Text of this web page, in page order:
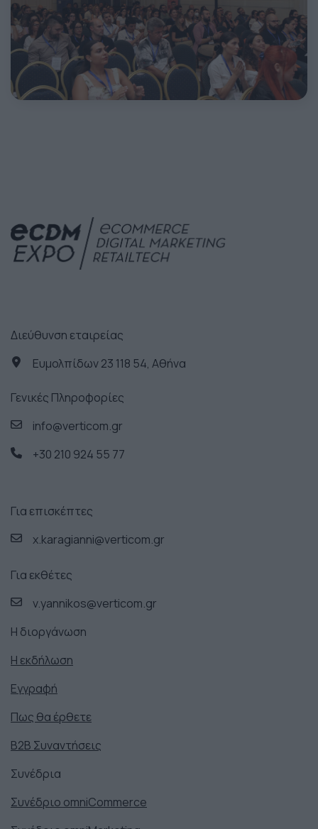
Διεύθυνση εταιρείας
Ευμολπίδων 23 118 54, Αθήνα
Γενικές Πληροφορίες
info@verticom.gr
+30 210 924 55 77
Για επισκέπτες
x.karagianni@verticom.gr
Για εκθέτες
v.yannikos@verticom.gr
Η διοργάνωση
Η εκδήλωση
Εγγραφή
Πως θα έρθετε
Β2Β Συναντήσεις
Συνέδρια
Συνέδριο omniCommerce